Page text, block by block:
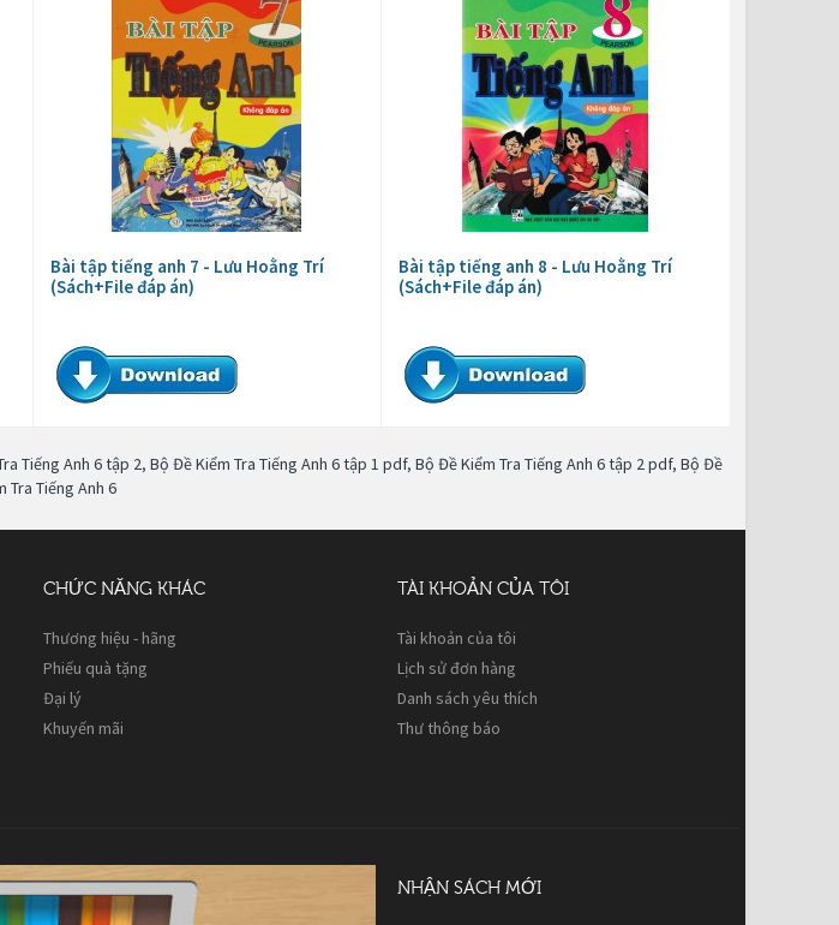
Bài tập tiếng anh 7 - Lưu Hoằng Trí
(Sách+File đáp án)
Bài tập tiếng anh 8 - Lưu Hoằng Trí
(Sách+File đáp án)
Tiếng Anh 6 tập 2, Bộ Đề Kiểm Tra Tiếng Anh 6 tập 1 pdf, Bộ Đề Kiểm Tra Tiếng Anh 6 tập 2 pdf, Bộ Đề
Tra Tiếng Anh 6
CHỨC NĂNG KHÁC
Thương hiệu - hãng
Phiếu quà tặng
Đại lý
Khuyến mãi
TÀI KHOẢN CỦA TÔI
Tài khoản của tôi
Lịch sử đơn hàng
Danh sách yêu thích
Thư thông báo
NHẬN SÁCH MỚI